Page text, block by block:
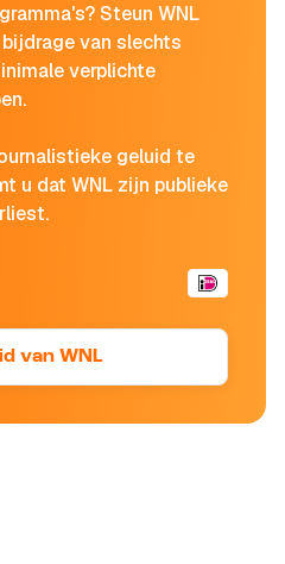
Steun WNL
van slechts
verplichte
geluid te
u dat WNL zijn publieke
van WNL